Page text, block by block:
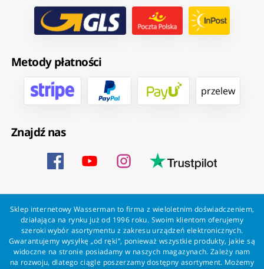
Metody płatności
przelew
Znajdź nas
Sklep internetowy Wasserman to firma z wieloletnim doświadczeniem,
działająca na rynku już od 1996 roku. Swoim klientom oferujemy
szeroki wybór asortymentu z zakresu urządzeń elektronicznych.
Gwarantujemy wysyłkę „od ręki”, ponieważ wszystkie produkty, jakie są
widoczne na stronie posiadamy w naszych magazynach. Zależy nam
na rozwoju, dlatego ciągle poszerzamy dostępny asortyment. Możemy